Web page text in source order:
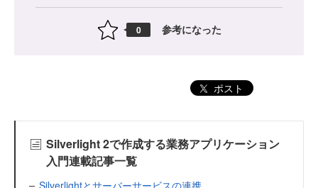
0 参考になった
ポスト
Silverlight 2で作成する業務アプリケーション
入門連載記事一覧